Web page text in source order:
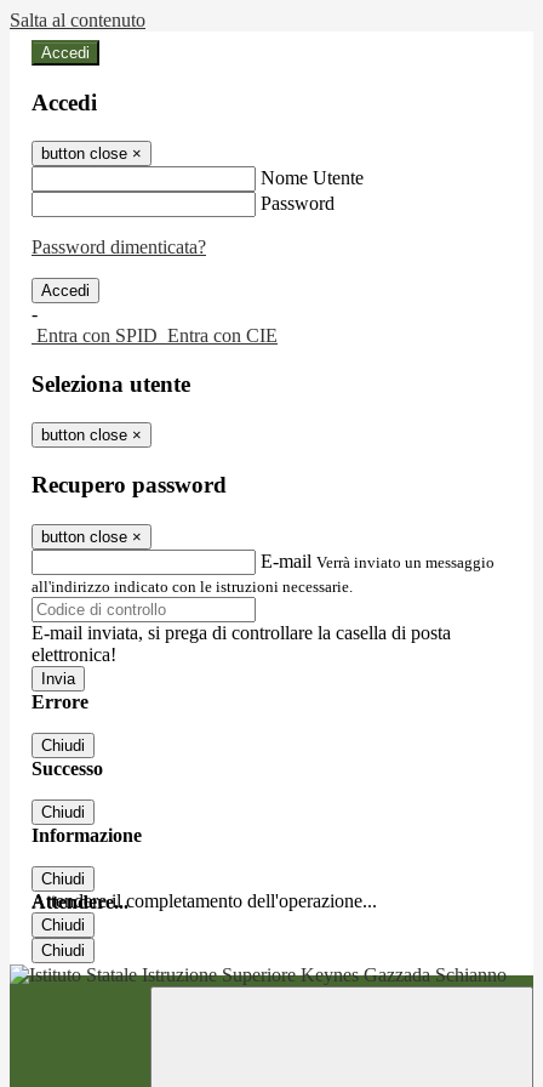
Salta al contenuto
Accedi
Accedi
button close ×
Nome Utente
Password
Password dimenticata?
-
Entra con SPID Entra con CIE
Seleziona utente
button close ×
Recupero password
button close ×
E-mail Verrà inviato un messaggio
all'indirizzo indicato con le istruzioni necessarie.
E-mail inviata, si prega di controllare la casella di posta
elettronica!
Errore
Chiudi
Successo
Chiudi
Informazione
Chiudi
Attendere...
Attendere il completamento dell'operazione...
Chiudi
Chiudi